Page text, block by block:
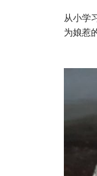
从小学
为娘惹